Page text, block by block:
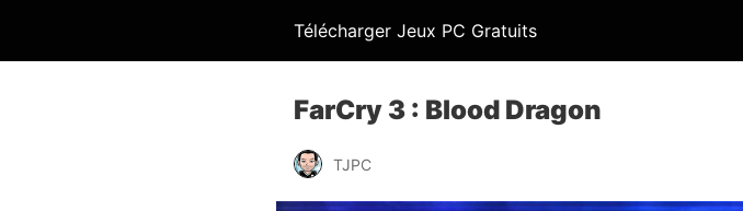
Télécharger Jeux PC Gratuits
FarCry 3 : Blood Dragon
TJPC